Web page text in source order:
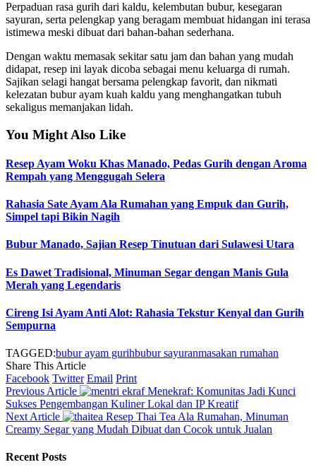
Perpaduan rasa gurih dari kaldu, kelembutan bubur, kesegaran
sayuran, serta pelengkap yang beragam membuat hidangan ini terasa
istimewa meski dibuat dari bahan-bahan sederhana.
Dengan waktu memasak sekitar satu jam dan bahan yang mudah
didapat, resep ini layak dicoba sebagai menu keluarga di rumah.
Sajikan selagi hangat bersama pelengkap favorit, dan nikmati
kelezatan bubur ayam kuah kaldu yang menghangatkan tubuh
sekaligus memanjakan lidah.
You Might Also Like
Resep Ayam Woku Khas Manado, Pedas Gurih dengan Aroma
Rempah yang Menggugah Selera
Rahasia Sate Ayam Ala Rumahan yang Empuk dan Gurih,
Simpel tapi Bikin Nagih
Bubur Manado, Sajian Resep Tinutuan dari Sulawesi Utara
Es Dawet Tradisional, Minuman Segar dengan Manis Gula
Merah yang Legendaris
Cireng Isi Ayam Anti Alot: Rahasia Tekstur Kenyal dan Gurih
Sempurna
TAGGED:bubur ayam gurihbubur sayuranmasakan rumahan
Share This Article
Facebook Twitter Email Print
Previous Article
Menekraf: Komunitas Jadi Kunci
Sukses Pengembangan Kuliner Lokal dan IP Kreatif
Next Article
Resep Thai Tea Ala Rumahan, Minuman
Creamy Segar yang Mudah Dibuat dan Cocok untuk Jualan
Recent Posts